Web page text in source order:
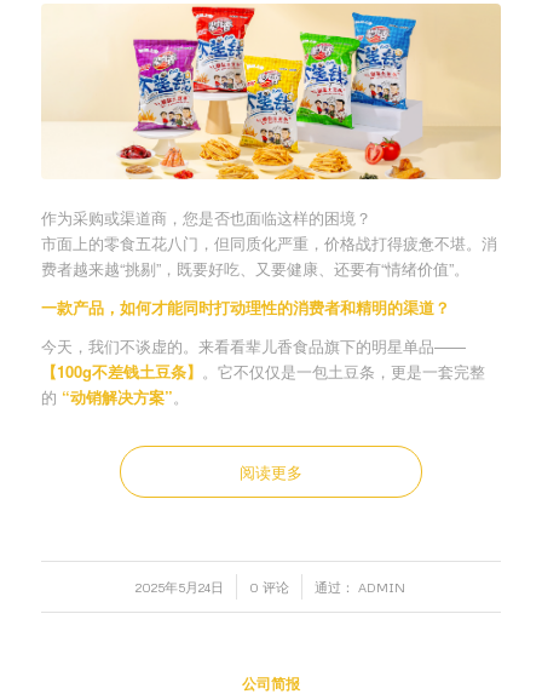
作为采购或渠道商，您是否也面临这样的困境？
市面上的零食五花八门，但同质化严重，价格战打得疲惫不堪。消
费者越来越“挑剔”，既要好吃、又要健康、还要有“情绪价值”。
一款产品，如何才能同时打动理性的消费者和精明的渠道？
今天，我们不谈虚的。来看看辈儿香食品旗下的明星单品——
【100g不差钱土豆条】 。它不仅仅是一包土豆条，更是一套完整
的 “动销解决方案”。
阅读更多
2025年5月24日
/ 0 评论 通过： ADMIN
公司简报